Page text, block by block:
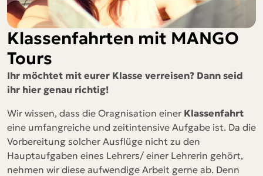
Klassenfahrten mit MANGO
Tours
Ihr möchtet mit eurer Klasse verreisen? Dann seid
ihr hier genau richtig!
Wir wissen, dass die Oragnisation einer Klassenfahrt
eine umfangreiche und zeitintensive Aufgabe ist. Da die
Vorbereitung solcher Ausflüge nicht zu den
Hauptaufgaben eines Lehrers/ einer Lehrerin gehört,
nehmen wir diese aufwendige Arbeit gerne ab. Denn